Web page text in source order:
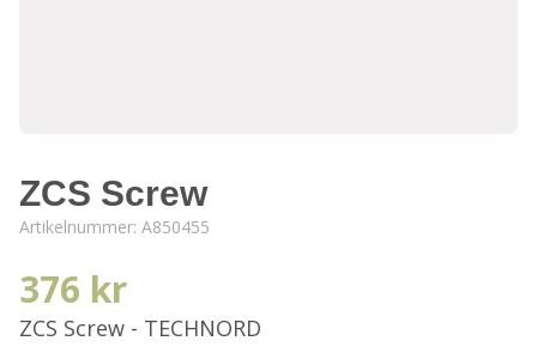
ZCS Screw
Artikelnummer: A850455
376 kr
ZCS Screw - TECHNORD